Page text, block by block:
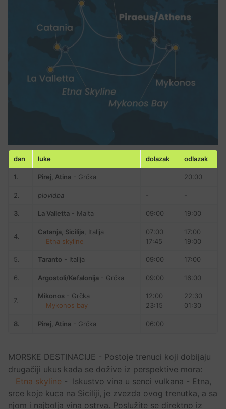
dan luke dolazak odlazak
1. Pirej, Atina - Grčka 20:00
2. plovidba - -
3. La Valletta - Malta 09:00 19:00
4.
Catanja, Sicilija, Italija
Etna skyline
07:00
17:45
17:00
19:00
5. Taranto - Italija 09:00 17:00
6. Argostoli/Kefalonija - Grčka 09:00 16:00
7.
Mikonos - Grčka
Mykonos bay
12:00
23:15
22:30
01:30
8. Pirej, Atina - Grčka 06:00
MORSKE DESTINACIJE - Postoje trenuci koji dobijaju
drugačiji ukus kada se dožive iz perspektive mora:
Etna skyline - Iskustvo vina u senci vulkana - Etna,
srce koje kuca na Siciliji, je zvezda ovog trenutka, a sa
njom i najbolja vina ostrva. Poslužite se direktno iz